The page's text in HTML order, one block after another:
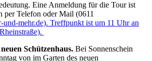
Eine Anmeldung für die Tour ist
per Telefon oder Mail (0611
mehr.de). Treffpunkt ist um 11 Uhr an
Schützenhaus. Bei Sonnenschein
von im Garten des neuen